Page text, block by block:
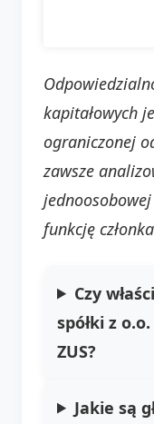
kapitałowych
ograniczonej
zawsze
jednoosobowej
funkcję
Czy
spółki z
ZUS?
Jakie są